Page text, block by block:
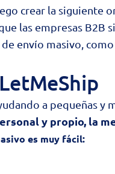
crear la siguiente
las empresas
envío masivo,
a pequeñas
y propio, la
es muy fácil: